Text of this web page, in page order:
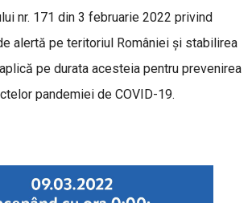
nr. 171 din 3 februarie 2022 privind
alertă pe teritoriul României și stabilirea
pe durata acesteia pentru prevenirea
pandemiei de COVID-19.